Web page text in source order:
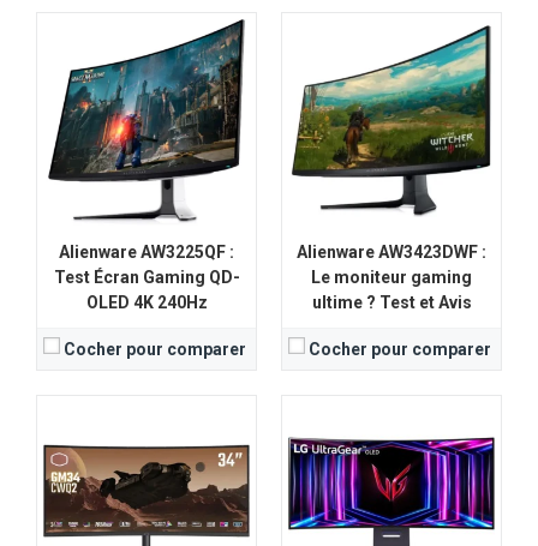
Alienware AW3225QF :
Test Écran Gaming QD-
OLED 4K 240Hz
Cocher pour comparer
Alienware AW3423DWF :
Le moniteur gaming
ultime ? Test et Avis
Cocher pour comparer
Taille de l'écran:34 pouces
Résolution:3440 x 1440 pixels
Type d'écran: Moniteur incurvé ultra-large
Taux de rafraichissement:
180 Hz
Temps de réponse:0,5 ms
View Details →
Taille de l'écran:34 pouces
Résolution:UWQHD (3440 x 1440)
Type d'écran:OLED
Taux de rafraichissement:
Temps de réponse:0,03 ms (GtG)
View Details →
Taille de l'écran:24.5 pouces
Résolution:1920 x 1080 (Full HD)
Type d'écran:TN (Twisted Nematic)
Taux de rafraichissement:
360Hz
Taille de l'écran:24,5 pouces
Résolution:Full HD (1920x1080)
Type d'écran:Fast IPS
Taux de rafraichissement: